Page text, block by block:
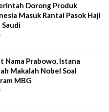
Dorong Produk
Masuk Rantai Pasok Haji
Nama Prabowo, Istana
Makalah Nobel Soal
MBG